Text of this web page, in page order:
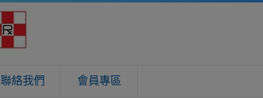
聯絡我們 會員專區